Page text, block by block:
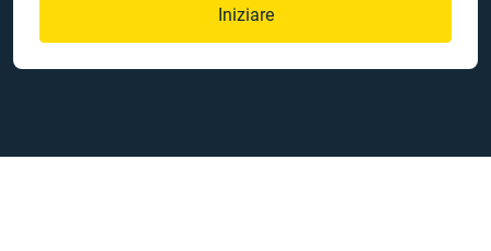
Iniziare